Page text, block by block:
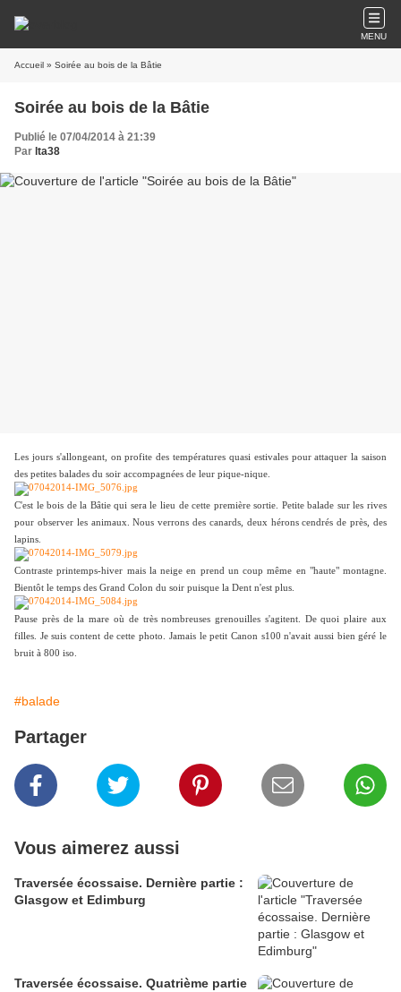
MENU
Accueil » Soirée au bois de la Bâtie
Soirée au bois de la Bâtie
Publié le 07/04/2014 à 21:39
Par lta38
Les jours s'allongeant, on profite des températures quasi estivales pour attaquer la saison
des petites balades du soir accompagnées de leur pique-nique.
C'est le bois de la Bâtie qui sera le lieu de cette première sortie. Petite balade sur les rives
pour observer les animaux. Nous verrons des canards, deux hérons cendrés de près, des
lapins.
Contraste printemps-hiver mais la neige en prend un coup même en "haute" montagne.
Bientôt le temps des Grand Colon du soir puisque la Dent n'est plus.
Pause près de la mare où de très nombreuses grenouilles s'agitent. De quoi plaire aux
filles. Je suis content de cette photo. Jamais le petit Canon s100 n'avait aussi bien géré le
bruit à 800 iso.
#balade
Partager
Vous aimerez aussi
Traversée écossaise. Dernière partie :
Glasgow et Edimburg
Traversée écossaise. Quatrième partie